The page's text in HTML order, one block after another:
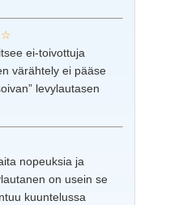
ei-toivottuja
värähtely ei pääse
levylautasen
nopeuksia ja
on usein se
kuuntelussa